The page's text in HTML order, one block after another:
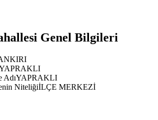
Genel Bilgileri
AdıYAPRAKLI
NiteliğiİLÇE MERKEZİ